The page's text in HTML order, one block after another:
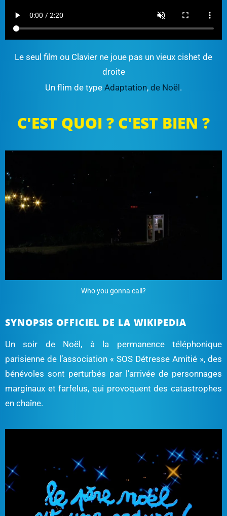
Le seul film ou Clavier ne joue pas un vieux cishet de
droite
Un flim de type Adaptation, de Noël .
C'EST QUOI ? C'EST BIEN ?
Who you gonna call?
SYNOPSIS OFFICIEL DE LA WIKIPEDIA
Un soir de Noël, à la permanence téléphonique
parisienne de l’association « SOS Détresse Amitié », des
bénévoles sont perturbés par l’arrivée de personnages
marginaux et farfelus, qui provoquent des catastrophes
en chaîne.